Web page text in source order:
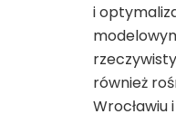
i
również
Wrocławiu